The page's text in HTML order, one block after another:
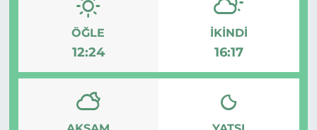
ÖĞLE
12:24
İKINDI
16:17